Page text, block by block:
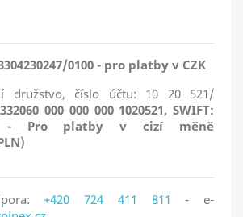
0100 - pro platby v CZK
družstvo, číslo účtu: 10 20 521/
000 000 000 1020521, SWIFT:
- Pro platby v cizí měně
+420 724 411 811 - e-